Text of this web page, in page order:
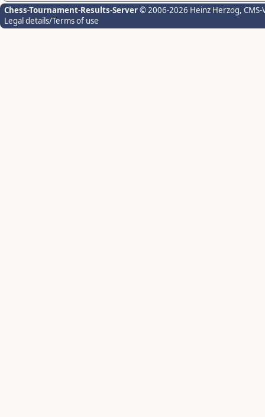
Chess-Tournament-Results-Server© 2006-2026 Heinz Herzog,
Legal details/Terms of use